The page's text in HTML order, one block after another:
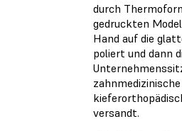
durch
gedruckten
Hand auf die
poliert und dann
versandt.